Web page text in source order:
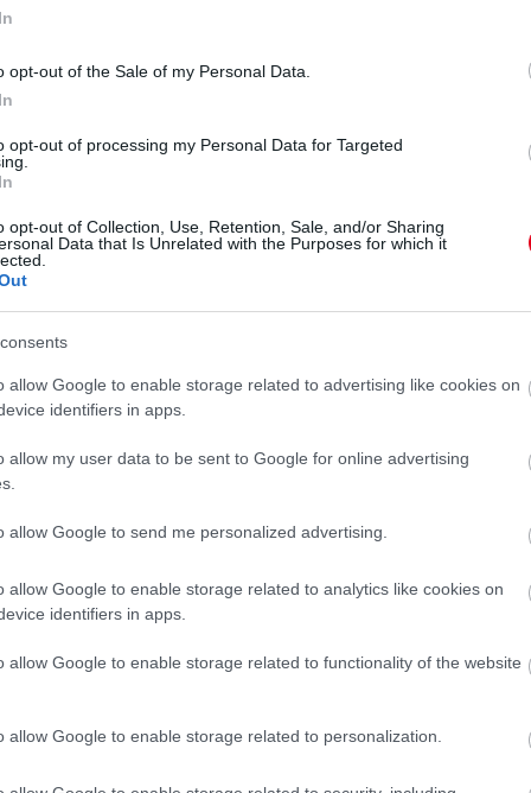
opt-out of the Sale of my Personal Data.
opt-out of processing my Personal Data for Targeted
opt-out of Collection, Use, Retention, Sale, and/or Sharing
Data that Is Unrelated with the Purposes for which it
allow Google to enable storage related to advertising like cookies on
identifiers in apps.
allow my user data to be sent to Google for online advertising
allow Google to send me personalized advertising.
allow Google to enable storage related to analytics like cookies on
identifiers in apps.
allow Google to enable storage related to functionality of the website
allow Google to enable storage related to personalization.
106-ossal indultok, hogyan készítették
és még fogunk is az utolsó pillanatig. Új
hogy ezek már a másik autónkba
fehér alapszínű lesz, súlya pedig a
fogja súrolni és természetesen a
fogja viselni.